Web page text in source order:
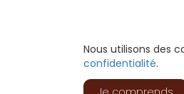
Nous utilisons des
confidentialité.